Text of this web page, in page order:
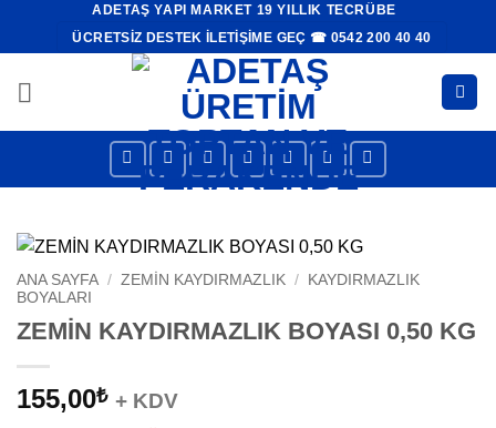
ADETAŞ YAPI MARKET 19 YILLIK TECRÜBE
ÜCRETSIZ DESTEK İLETIŞIME GEÇ ☎ 0542 200 40 40
ANA SAYFA / ZEMIN KAYDIRMAZLIK /
KAYDIRMAZLIK
BOYALARI
ZEMİN KAYDIRMAZLIK BOYASI 0,50 KG
155,00₺ + KDV